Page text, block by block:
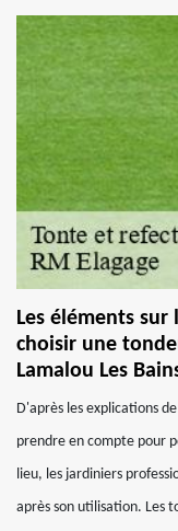
Les éléments
choisir une
Lamalou Les
D'après les explications
prendre en compte pour
lieu, les jardiniers
après son utilisation. Les